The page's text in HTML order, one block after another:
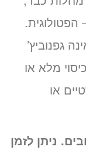
הפטולוגית.
גפנוביץ’
מלא או
או
ניתן לזמן